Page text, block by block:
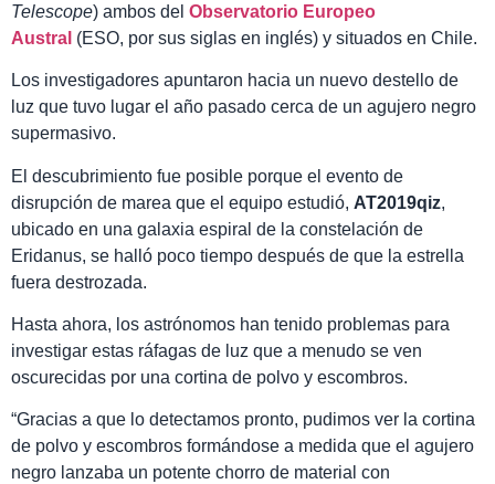
Telescope) ambos del Observatorio Europeo
Austral (ESO, por sus siglas en inglés) y situados en Chile.
Los investigadores apuntaron hacia un nuevo destello de
luz que tuvo lugar el año pasado cerca de un agujero negro
supermasivo.
El descubrimiento fue posible porque el evento de
disrupción de marea que el equipo estudió, AT2019qiz,
ubicado en una galaxia espiral de la constelación de
Eridanus, se halló poco tiempo después de que la estrella
fuera destrozada.
Hasta ahora, los astrónomos han tenido problemas para
investigar estas ráfagas de luz que a menudo se ven
oscurecidas por una cortina de polvo y escombros.
“Gracias a que lo detectamos pronto, pudimos ver la cortina
de polvo y escombros formándose a medida que el agujero
negro lanzaba un potente chorro de material con